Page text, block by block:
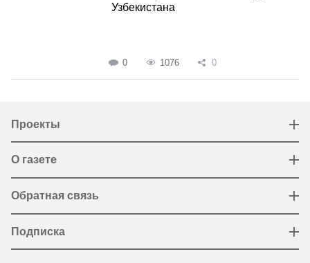
Узбекистана
0 1076 0
Проекты
О газете
Обратная связь
Подписка